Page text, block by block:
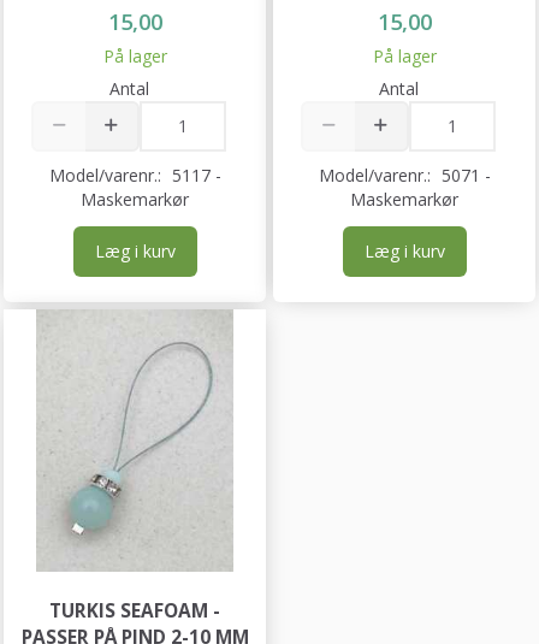
15,00
På lager
Antal
Model/varenr.: 5117 -
Maskemarkør
Læg i kurv
15,00
På lager
Antal
Model/varenr.: 5071 -
Maskemarkør
Læg i kurv
TURKIS SEAFOAM -
PASSER PÅ PIND 2-10 MM